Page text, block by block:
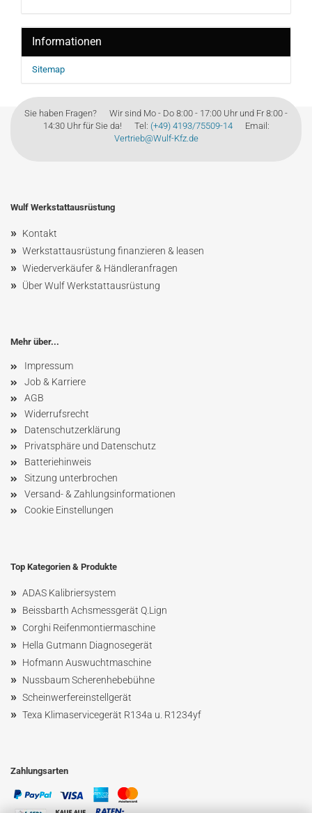
Informationen
Sitemap
Sie haben Fragen? Wir sind Mo - Do 8:00 - 17:00 Uhr und Fr 8:00 -
14:30 Uhr für Sie da! Tel: (+49) 4193/75509-14Email:
Vertrieb@Wulf-Kfz.de
Wulf Werkstattausrüstung
» Kontakt
» Werkstattausrüstung finanzieren & leasen
» Wiederverkäufer & Händleranfragen
» Über Wulf Werkstattausrüstung
Mehr über...
Impressum
Job & Karriere
AGB
Widerrufsrecht
Datenschutzerklärung
Privatsphäre und Datenschutz
Batteriehinweis
Sitzung unterbrochen
Versand- & Zahlungsinformationen
Cookie Einstellungen
Top Kategorien & Produkte
» ADAS Kalibriersystem
» Beissbarth Achsmessgerät Q.Lign
» Corghi Reifenmontiermaschine
» Hella Gutmann Diagnosegerät
» Hofmann Auswuchtmaschine
» NussbaumScherenhebebühne
» Scheinwerfereinstellgerät
» Texa Klimaservicegerät R134a u. R1234yf
Zahlungsarten